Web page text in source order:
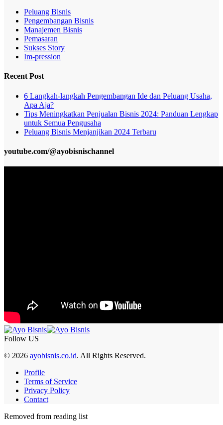
Peluang Bisnis
Pengembangan Bisnis
Manajemen Bisnis
Pemasaran
Sukses Story
Im-pression
Recent Post
6 Langkah-langkah Pengembangan Ide dan Peluang Usaha,
Apa Aja?
Tips Meningkatkan Penjualan Bisnis 2024: Panduan Lengkap
untuk Semua Pengusaha
Peluang Bisnis Menjanjikan 2024 Terbaru
youtube.com/@ayobisnischannel
Follow US
© 2026 ayobisnis.co.id. All Rights Reserved.
Profile
Terms of Service
Privacy Policy
Contact
Removed from reading list